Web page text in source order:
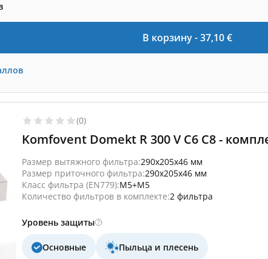
В корзину -37,10€
(0)
Komfovent Domekt R 300 V C6 C8 -
Размер вытяжного фильтра:290x205x46 мм
Размер приточного фильтра:290x205x46 мм
Класс фильтра (EN779):M5+M5
Количество фильтров в комплекте:2 фильтра
Уровень защиты
Основные Пыльца и плесень